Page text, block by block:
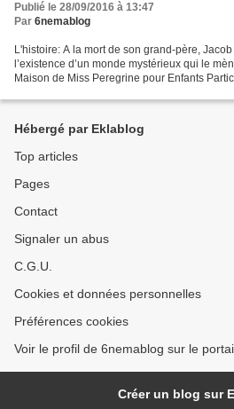
Publié le 28/09/2016 à 13:47
Par 6nemablog
L'histoire: A la mort de son grand-père,
l’existence d’un monde mystérieux qui le
Maison de Miss Peregrine pour Enfants
Hébergé par Eklablog
Top articles
Pages
Contact
Signaler un abus
C.G.U.
Cookies et données personnelles
Préférences cookies
Voir le profil de 6nemablog sur le
Créer un blog sur